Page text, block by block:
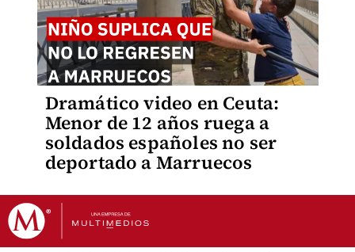
Dramático video en Ceuta:
Menor de 12 años ruega a
soldados españoles no ser
deportado a Marruecos